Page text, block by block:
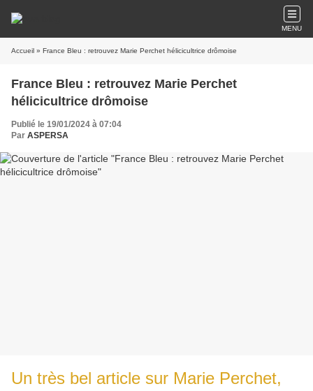
MENU
Accueil » France Bleu : retrouvez Marie Perchet hélicicultrice drômoise
France Bleu : retrouvez Marie Perchet
hélicicultrice drômoise
Publié le 19/01/2024 à 07:04
Par ASPERSA
Un très bel article sur Marie Perchet,